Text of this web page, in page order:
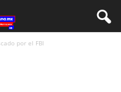
por el FBI